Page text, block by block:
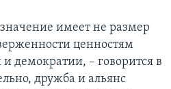
имеет не размер
ценностям
демократии, – говорится в
дружба и альянс